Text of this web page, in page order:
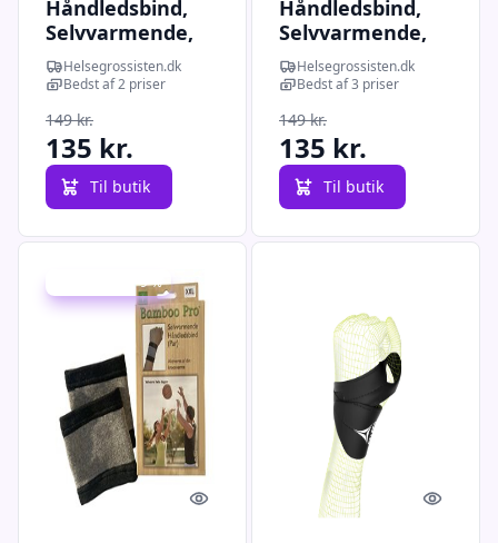
Håndledsbind,
Selvvarmende,
Str: XL, Bamboo
Pro
Helsegrossisten.dk
Bedst af 2 priser
149 kr.
135 kr.
Til butik
Håndledsbind,
Selvvarmende,
Str: L, Bamboo
Pro
Helsegrossisten.dk
Bedst af 3 priser
149 kr.
135 kr.
Til butik
Udsalg - spar 9 %
Quick look Quick